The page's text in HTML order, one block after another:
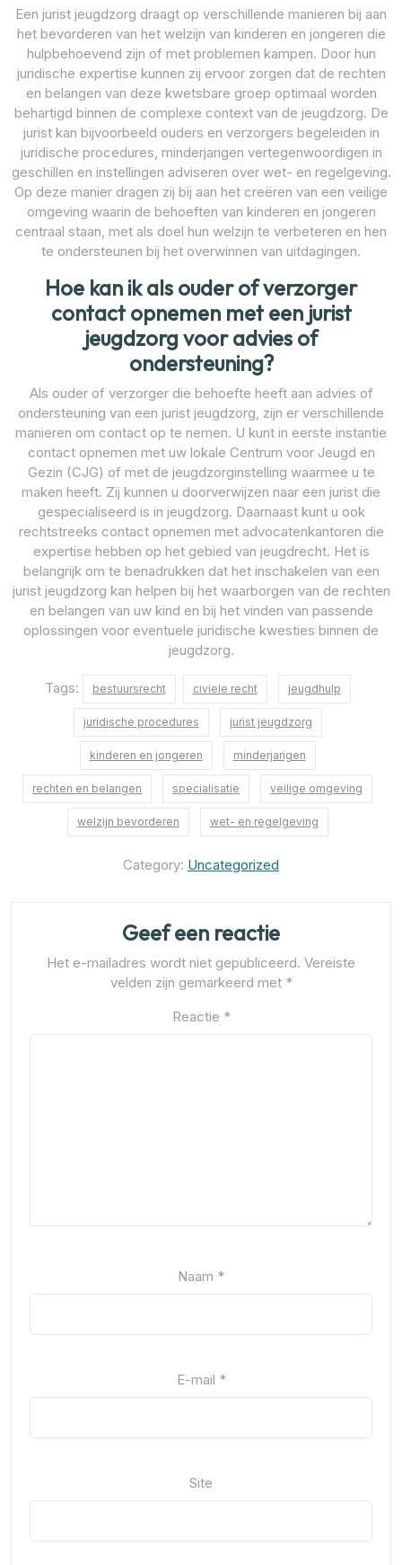
Een jurist jeugdzorg draagt op verschillende manieren bij aan
het bevorderen van het welzijn van kinderen en jongeren die
hulpbehoevend zijn of met problemen kampen. Door hun
juridische expertise kunnen zij ervoor zorgen dat de rechten
en belangen van deze kwetsbare groep optimaal worden
behartigd binnen de complexe context van de jeugdzorg. De
jurist kan bijvoorbeeld ouders en verzorgers begeleiden in
juridische procedures, minderjarigen vertegenwoordigen in
geschillen en instellingen adviseren over wet- en regelgeving.
Op deze manier dragen zij bij aan het creëren van een veilige
omgeving waarin de behoeften van kinderen en jongeren
centraal staan, met als doel hun welzijn te verbeteren en hen
te ondersteunen bij het overwinnen van uitdagingen.
Hoe kan ik als ouder of verzorger
contact opnemen met een jurist
jeugdzorg voor advies of
ondersteuning?
Als ouder of verzorger die behoefte heeft aan advies of
ondersteuning van een jurist jeugdzorg, zijn er verschillende
manieren om contact op te nemen. U kunt in eerste instantie
contact opnemen met uw lokale Centrum voor Jeugd en
Gezin (CJG) of met de jeugdzorginstelling waarmee u te
maken heeft. Zij kunnen u doorverwijzen naar een jurist die
gespecialiseerd is in jeugdzorg. Daarnaast kunt u ook
rechtstreeks contact opnemen met advocatenkantoren die
expertise hebben op het gebied van jeugdrecht. Het is
belangrijk om te benadrukken dat het inschakelen van een
jurist jeugdzorg kan helpen bij het waarborgen van de rechten
en belangen van uw kind en bij het vinden van passende
oplossingen voor eventuele juridische kwesties binnen de
jeugdzorg.
Tags: bestuursrecht civiele recht jeugdhulp
juridische procedures jurist jeugdzorg
kinderen en jongeren minderjarigen
rechten en belangen specialisatie veilige omgeving
welzijn bevorderen wet- en regelgeving
Category: Uncategorized
Geef een reactie
Het e-mailadres wordt niet gepubliceerd. Vereiste
velden zijn gemarkeerd met *
Reactie *
Naam *
E-mail *
Site